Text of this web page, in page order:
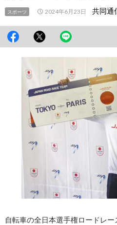
スポーツ 2024年6月23日 共同通
自転車の全日本選手権ロードレ